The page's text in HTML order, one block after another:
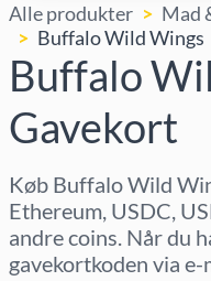
Alle produkter
Mad
Buffalo Wild Wings
Buffalo
Gavekort
Køb Buffalo Wild
Ethereum, USDC,
andre coins. Når du
gavekortkoden via e-